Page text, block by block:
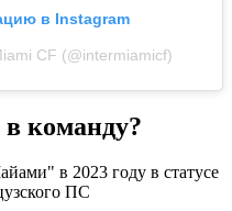
в Instagram
CF (@intermiamicf)
команду?
в 2023 году в статусе
ПС